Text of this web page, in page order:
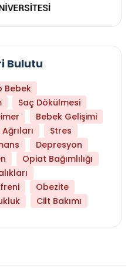
Bulutu
Bebek
Saç Dökülmesi
Bebek Gelişimi
Stres
Depresyon
Opiat Bağımlılığı
Obezite
Cilt Bakımı